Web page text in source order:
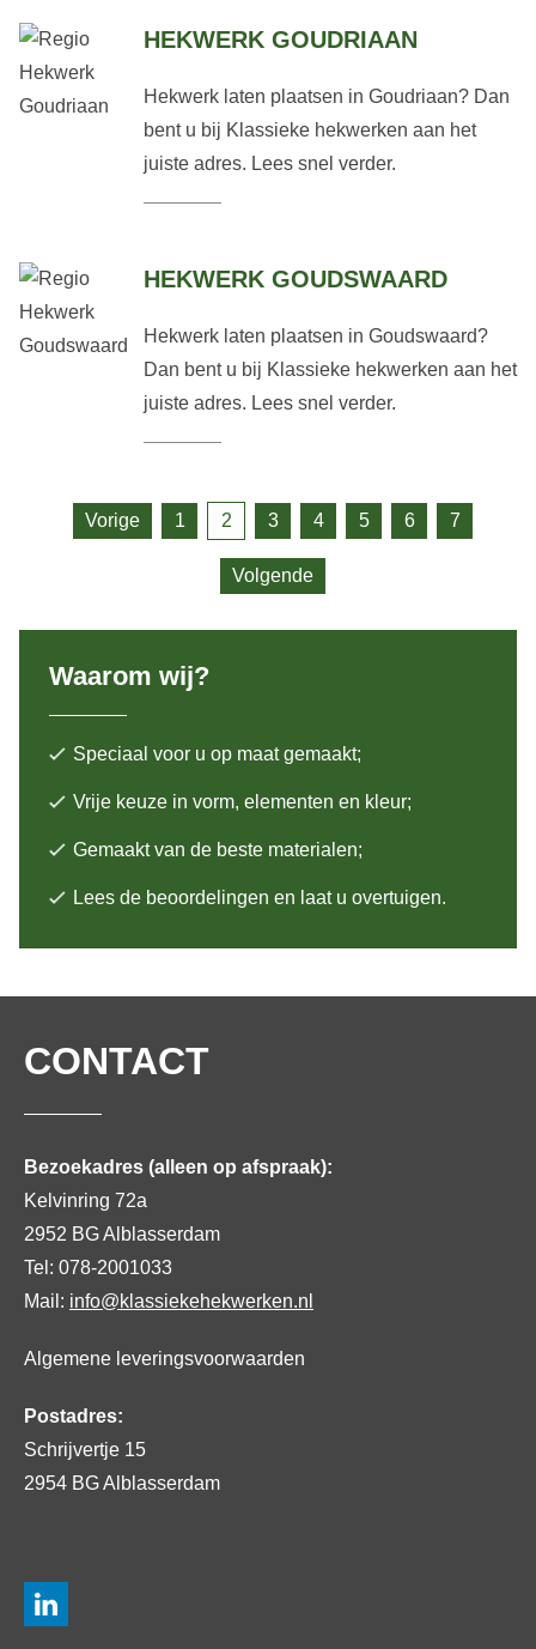
HEKWERK GOUDRIAAN
Hekwerk laten plaatsen in Goudriaan? Dan
bent u bij Klassieke hekwerken aan het
juiste adres. Lees snel verder.
HEKWERK GOUDSWAARD
Hekwerk laten plaatsen in Goudswaard?
Dan bent u bij Klassieke hekwerken aan het
juiste adres. Lees snel verder.
Vorige 1 2 3 4 5 6 7
Volgende
Waarom wij?
Speciaal voor u op maat gemaakt;
Vrije keuze in vorm, elementen en kleur;
Gemaakt van de beste materialen;
Lees de beoordelingen en laat u overtuigen.
CONTACT
Bezoekadres (alleen op afspraak):
Kelvinring 72a
2952 BG Alblasserdam
Tel: 078-2001033
Mail: info@klassiekehekwerken.nl
Algemene leveringsvoorwaarden
Postadres:
Schrijvertje 15
2954 BG Alblasserdam